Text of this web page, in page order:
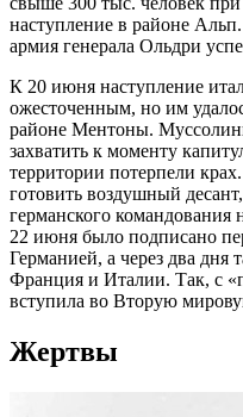
наступление в районе
армия генерала Ольдри
К 20 июня наступление
ожесточенным, но им
районе Ментоны.
захватить к моменту
территории потерпели
готовить воздушный
германского командования
22 июня было подписано
Германией, а через два дня
Франция и Италии. Так, с
вступила во Вторую
Жертвы